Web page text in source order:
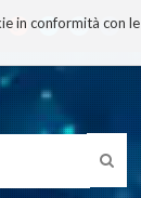
in conformità con le